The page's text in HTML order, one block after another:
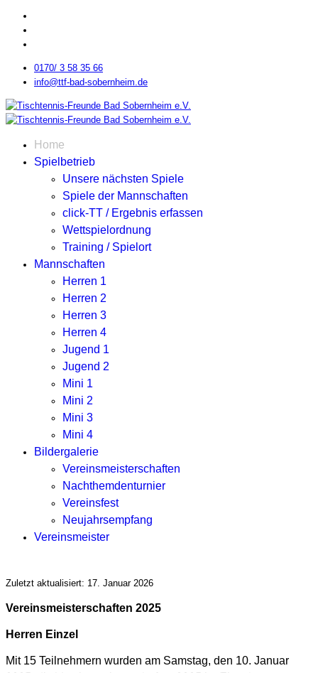
0170/ 3 58 35 66
info@ttf-bad-sobernheim.de
Home
Spielbetrieb
Unsere nächsten Spiele
Spiele der Mannschaften
click-TT / Ergebnis erfassen
Wettspielordnung
Training / Spielort
Mannschaften
Herren 1
Herren 2
Herren 3
Herren 4
Jugend 1
Jugend 2
Mini 1
Mini 2
Mini 3
Mini 4
Bildergalerie
Vereinsmeisterschaften
Nachthemdenturnier
Vereinsfest
Neujahrsempfang
Vereinsmeister
Zuletzt aktualisiert: 17. Januar 2026
Vereinsmeisterschaften 2025
Herren Einzel
Mit 15 Teilnehmern wurden am Samstag, den 10. Januar